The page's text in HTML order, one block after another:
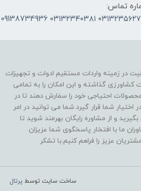
تماس:
۰۳۱۳۲۳۴۰۳۸۱ 09138734936 03132373169
در زمینه واردات مستقیم ادوات و تجهیزات
کشاورزی گذاشته و این امکان را به تمامی
احتیاجی خود را سفارش دهند تا در
شما قرار گیرد.شما می توانید در امر
و از مشاوره رایگان بهرمند شوید تا
ما با افتخار پاسخگوی شما عزیزان
عزیز را فراهم کنیم.با تشکر
ساخت سایت توسطپرتال